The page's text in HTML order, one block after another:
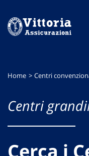
menu
contenuto
footer
Home Centri
Centri
Cerca i